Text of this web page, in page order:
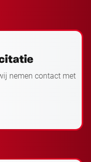
nemen contact met